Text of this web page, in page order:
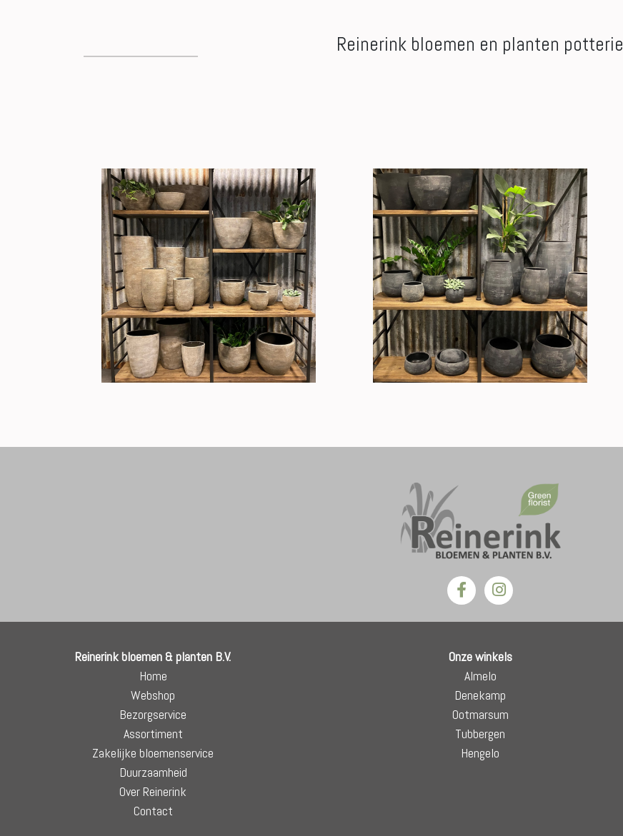
Reinerink bloemen en planten potterie
Reinerink bloemen & planten B.V.
Home
Webshop
Bezorgservice
Assortiment
Zakelijke bloemenservice
Duurzaamheid
Over Reinerink
Contact
Onze winkels
Almelo
Denekamp
Ootmarsum
Tubbergen
Hengelo